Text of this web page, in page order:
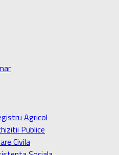
Agricol
Publice
Civila